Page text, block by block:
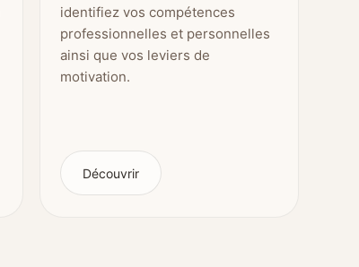
identifiez vos compétences
professionnelles et personnelles
ainsi que vos leviers de
motivation.
Découvrir